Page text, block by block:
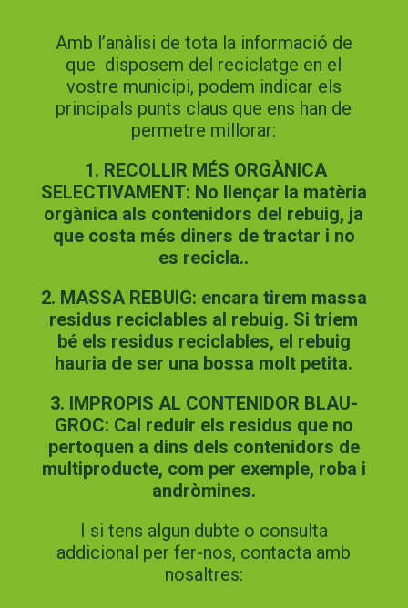
Amb l’anàlisi de tota la informació de
que disposem del reciclatge en el
vostre municipi, podem indicar els
principals punts claus que ens han de
permetre millorar:
1. RECOLLIR MÉS ORGÀNICA
SELECTIVAMENT: No llençar la matèria
orgànica als contenidors del rebuig, ja
que costa més diners de tractar i no
es recicla..
2. MASSA REBUIG: encara tirem massa
residus reciclables al rebuig. Si triem
bé els residus reciclables, el rebuig
hauria de ser una bossa molt petita.
3. IMPROPIS AL CONTENIDOR BLAU-
GROC: Cal reduir els residus que no
pertoquen a dins dels contenidors de
multiproducte, com per exemple, roba i
andròmines.
I si tens algun dubte o consulta
addicional per fer-nos, contacta amb
nosaltres: